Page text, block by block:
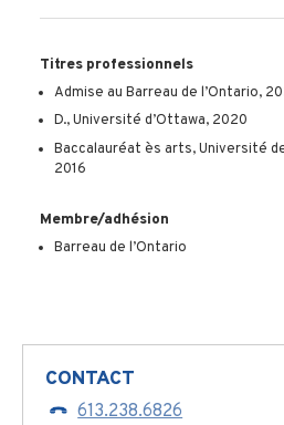
CONTACT
613.238.6826
Titres professionnels
Admise au Barreau de l’Ontario,
D., Université d’Ottawa, 2020
Baccalauréat ès arts, Université
2016
Membre/adhésion
Barreau de l’Ontario